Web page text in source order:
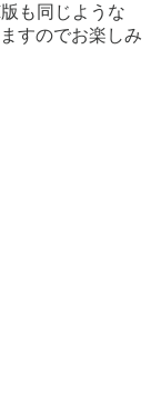
も同じような
すのでお楽しみ